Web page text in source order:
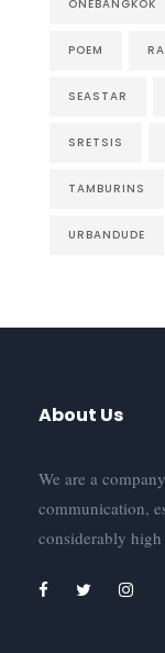
ONEBANGKOK
POEM
SEASTAR
SRETSIS
TAMBURINS
URBANDUDE
About Us
We are a
communication,
considerably